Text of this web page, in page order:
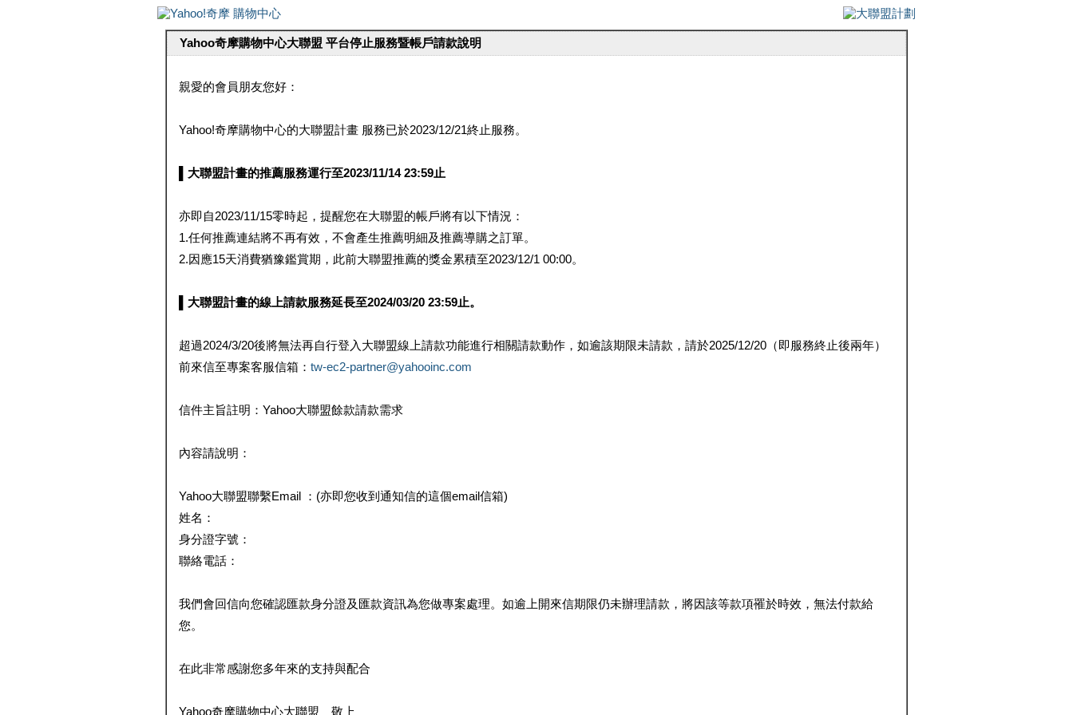
Yahoo奇摩購物中心大聯盟 平台停止服務暨帳戶請款說明
親愛的會員朋友您好：
Yahoo!奇摩購物中心的大聯盟計畫 服務已於2023/12/21終止服務。
▌大聯盟計畫的推薦服務運行至2023/11/14 23:59止
亦即自2023/11/15零時起，提醒您在大聯盟的帳戶將有以下情況：
1.任何推薦連結將不再有效，不會產生推薦明細及推薦導購之訂單。
2.因應15天消費猶豫鑑賞期，此前大聯盟推薦的獎金累積至2023/12/1 00:00。
▌大聯盟計畫的線上請款服務延長至2024/03/20 23:59止。
超過2024/3/20後將無法再自行登入大聯盟線上請款功能進行相關請款動作，如逾該期限未請款，請於2025/12/20（即服務終止後兩年）
前來信至專案客服信箱： tw-ec2-partner@yahooinc.com
信件主旨註明：Yahoo大聯盟餘款請款需求
內容請說明：
Yahoo大聯盟聯繫Email ：(亦即您收到通知信的這個email信箱)
姓名：
身分證字號：
聯絡電話：
我們會回信向您確認匯款身分證及匯款資訊為您做專案處理。如逾上開來信期限仍未辦理請款，將因該等款項罹於時效，無法付款給
您。
在此非常感謝您多年來的支持與配合
Yahoo奇摩購物中心大聯盟 敬上